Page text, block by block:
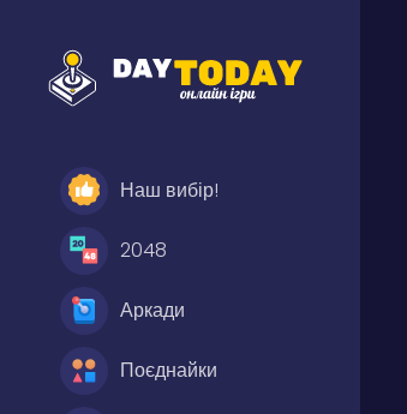
Наш вибір!
2048
Аркади
Поєднайки